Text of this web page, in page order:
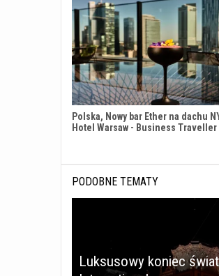
Polska, Nowy bar Ether na dachu
Hotel Warsaw - Business Traveller
PODOBNE TEMATY
Luksusowy koniec